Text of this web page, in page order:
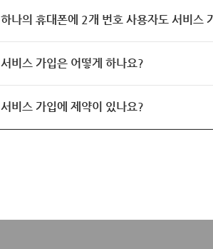
하나의 휴대폰에 2개 번호 사용자도 서비스
서비스 가입은 어떻게 하나요?
서비스 가입에 제약이 있나요?